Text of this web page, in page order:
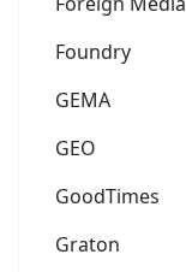
Foundry
GEMA
GEO
GoodTimes
Graton